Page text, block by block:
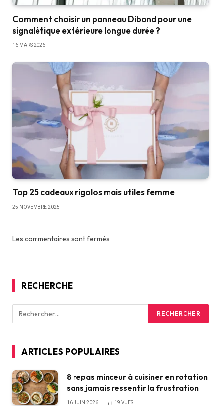
Comment choisir un panneau Dibond pour une
signalétique extérieure longue durée ?
16 MARS 2026
Top 25 cadeaux rigolos mais utiles femme
25 NOVEMBRE 2025
Les commentaires sont fermés
RECHERCHE
ARTICLES POPULAIRES
8 repas minceur à cuisiner en rotation
sans jamais ressentir la frustration
16 JUIN 2026 19 VUES